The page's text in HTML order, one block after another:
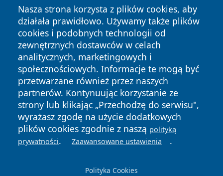
Nasza strona korzysta z plików cookies, aby
działała prawidłowo. Używamy także plików
cookies i podobnych technologii od
zewnętrznych dostawców w celach
analitycznych, marketingowych i
społecznościowych. Informacje te mogą być
przetwarzane również przez naszych
partnerów. Kontynuując korzystanie ze
strony lub klikając „Przechodzę do serwisu",
wyrażasz zgodę na użycie dodatkowych
plików cookies zgodnie z naszą polityką
prywatności. Zaawansowane ustawienia .
Polityka Cookies
Copyright © 2026 pulsbydgoszczy.pl Wszystkie prawa
zastrzeżone.
News Autorzy
Polityka
Prywatności
Polityka
Cookies